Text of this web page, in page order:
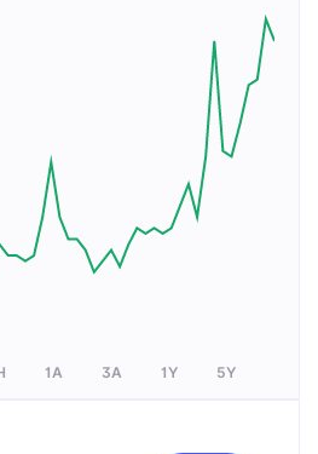
1A 3A 1Y 5Y